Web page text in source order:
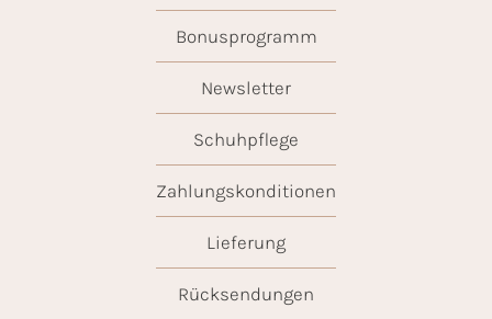
Bonusprogramm
Newsletter
Schuhpflege
Zahlungskonditionen
Lieferung
Rücksendungen